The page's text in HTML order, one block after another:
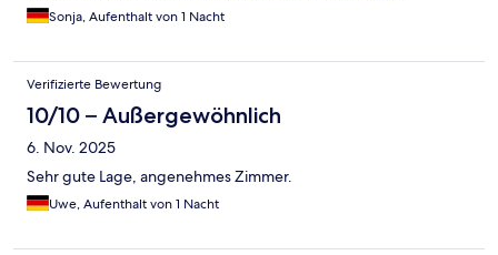
Sonja, Aufenthalt von 1 Nacht
Verifizierte Bewertung
10/10 – Außergewöhnlich
6. Nov. 2025
Sehr gute Lage, angenehmes Zimmer.
Uwe, Aufenthalt von 1 Nacht